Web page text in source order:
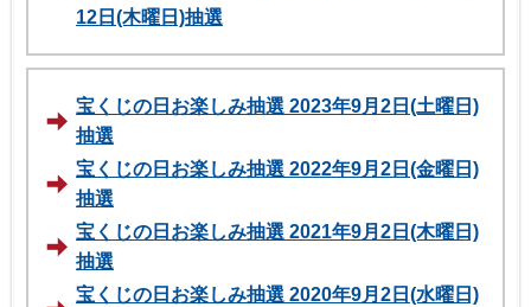
12日(木曜日)抽選
宝くじの日お楽しみ抽選 2023年9月2日(土曜日)
抽選
宝くじの日お楽しみ抽選 2022年9月2日(金曜日)
抽選
宝くじの日お楽しみ抽選 2021年9月2日(木曜日)
抽選
宝くじの日お楽しみ抽選 2020年9月2日(水曜日)